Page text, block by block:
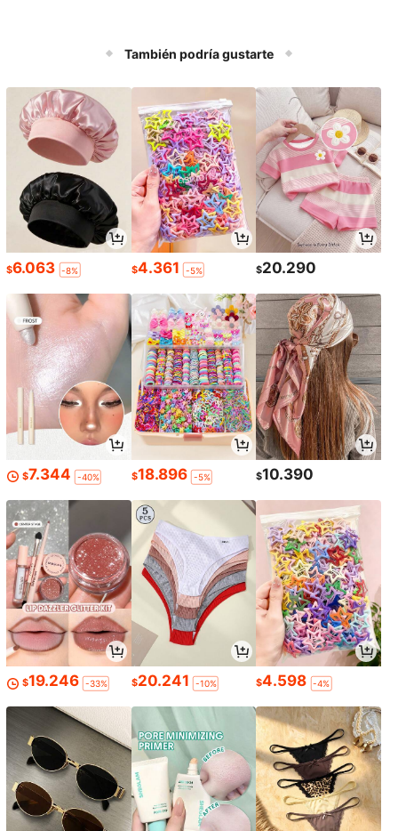
También podría gustarte
$6.063 -8% $4.361 -5% $20.290
$7.344 -40% $18.896 -5% $10.390
$19.246 -33% $20.241 -10% $4.598 -4%